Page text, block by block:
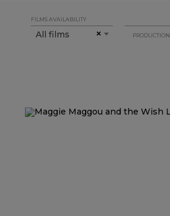
FILMS AVAILABILITY
×
All films PRODUCTION